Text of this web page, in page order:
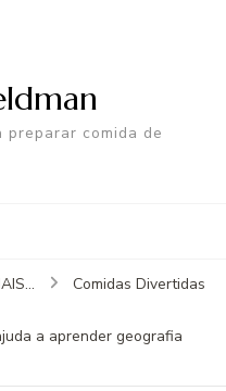
preparar comida de
Comidas Divertidas
a aprender geografia